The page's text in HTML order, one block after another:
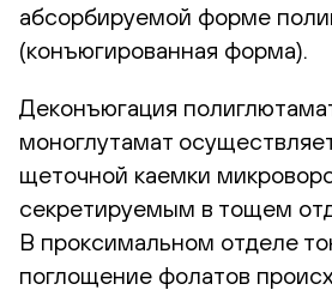
абсорбируемой форме
(конъюгированная форма).
Деконъюгация
моноглутамат
щеточной каемки
секретируемым в тощем
В проксимальном отделе
поглощение фолатов